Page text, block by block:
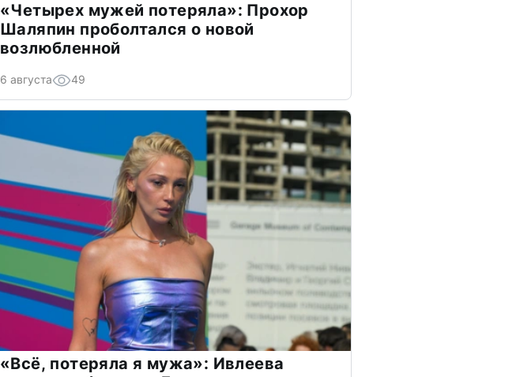
«Четырех мужей потеряла»: Прохор
Шаляпин проболтался о новой
возлюбленной
6 августа 49
«Всё, потеряла я мужа»: Ивлеева